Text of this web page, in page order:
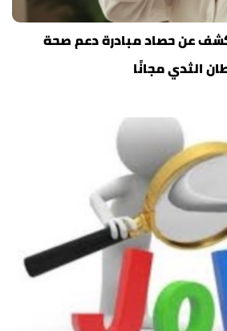
الكشف عن حصاد مبادرة دعم صحة
الثدي مجانًا